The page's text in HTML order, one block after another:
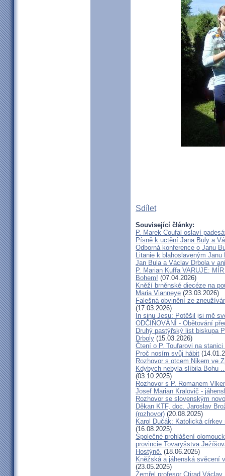
Sdílet
Související články:
P. Marek Coufal oslaví
Písně k uctění Jana Buly a
Odborná konference o Janu
Litanie k blahoslaveným
Jan Bula a Václav Drbola v
P. Marian Kuffa VARUJE:
Bohem! (07.04.2026)
Kněží brněnské diecéze na
Maria Vianneye (23.03.2026)
Falešná obvinění ze
(17.03.2026)
In sinu Jesu: Potěšil jsi mě
ODČIŇOVÁNÍ - Obětování
Druhý pastýřský list biskupa
Drboly (15.03.2026)
Čtení o P. Toufarovi na stanici
Proč nosím svůj hábit
Rozhovor s otcem Nikem ve
Kdybych nebyla slíbila Bohu
(03.10.2025)
Rozhovor s P. Romanem
Josef Marian Kralovič -
Rozhovor se slovenským
Děkan KTF, doc. Jaroslav
(rozhovor) (20.08.2025)
Karol Dučák: Katolická
(16.08.2025)
Společné prohlášení
provincie Tovaryšstva
Hostýně. (18.06.2025)
Kněžská a jáhenská svěcení
(23.05.2025)
Zemřel profesor Ctirad